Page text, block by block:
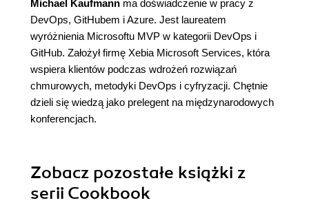
Michael Kaufmann ma doświadczenie w pracy z
DevOps, GitHubem i Azure. Jest laureatem
wyróżnienia Microsoftu MVP w kategorii DevOps i
GitHub. Założył firmę Xebia Microsoft Services, która
wspiera klientów podczas wdrożeń rozwiązań
chmurowych, metodyki DevOps i cyfryzacji. Chętnie
dzieli się wiedzą jako prelegent na międzynarodowych
konferencjach.
Zobacz pozostałe książki z
serii Cookbook